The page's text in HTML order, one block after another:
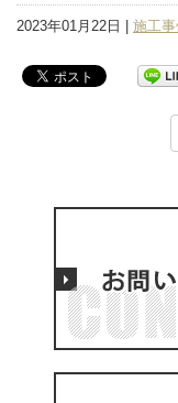
2023年01月22日 | 施工事